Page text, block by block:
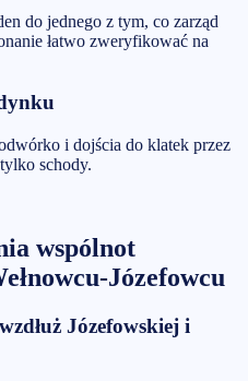
do jednego z tym, co zarząd
łatwo zweryfikować na
i dojścia do klatek przez
schody.
wspólnot
Józefowcu
Józefowskiej i